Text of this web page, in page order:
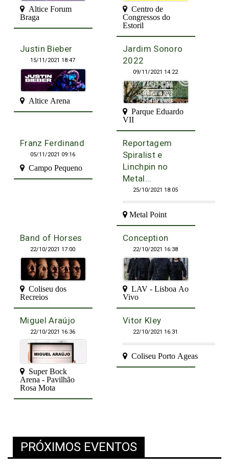
Altice Forum
Braga
Centro de
Congressos do
Estoril
Justin Bieber
15/11/2021 18:47
Altice Arena
Jardim Sonoro
2022
09/11/2021 14:22
Parque Eduardo
VII
Franz Ferdinand
05/11/2021 09:16
Campo Pequeno
Reportagem
Spiralist e
Linchpin no
Metal...
25/10/2021 18:05
Metal Point
Band of Horses
22/10/2021 17:00
Coliseu dos
Recreios
Conception
22/10/2021 16:38
LAV - Lisboa Ao
Vivo
Miguel Araújo
22/10/2021 16:36
Super Bock
Arena - Pavilhão
Rosa Mota
Vitor Kley
22/10/2021 16:31
Coliseu Porto Ageas
PRÓXIMOS EVENTOS